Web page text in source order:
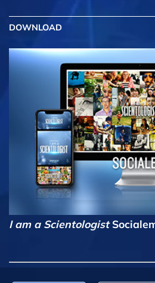
DOWNLOAD
I am a Scientologist